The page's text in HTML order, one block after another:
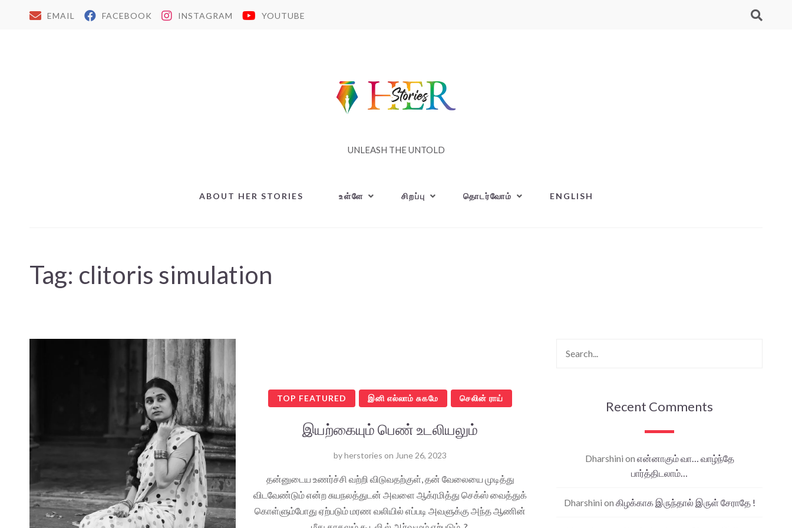
EMAIL FACEBOOK INSTAGRAM YOUTUBE
UNLEASH THE UNTOLD
ABOUT HER STORIES உள்ளே சிறப்பு தொடர்வோம் ENGLISH
Tag: clitoris simulation
TOP FEATURED இனி எல்லாம் சுகமே செலின் ராய்
இயற்கையும் பெண் உடலியலும்
byherstories on June 26, 2023
தன்னுடைய உணர்ச்சி வற்றி விடுவதற்குள், தன் வேலையை முடித்து
விடவேண்டும் என்ற சுயநலத்துடன் அவளை ஆக்ரமித்து செக்ஸ் வைத்துக்
கொள்ளும்போது ஏற்படும் மரண வலியில் எப்படி அவளுக்கு அந்த ஆணின்
Recent Comments
Dharshini on என்னாகும் வா… வாழ்ந்தே
பார்த்திடலாம்…
Dharshini on கிழக்காக இருந்தால் இருள் சேராதே !